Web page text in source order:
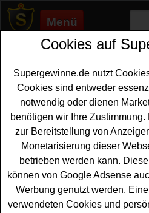
Menü
Supergewinne.de>Gewinnspiele>
Schloss gewinnen
Gewinnspiel
Aktuelle Schloss Gewinnspiele
✅ Jetzt kostenlos mitmachen
Schloss gewinnen. ✅
Anzeige:
Cookies auf
Supergewinne.de nutzt
Cookies sind entweder
notwendig oder dienen
benötigen wir Ihre
zur Bereitstellung von
Monetarisierung dieser
betrieben werden kann.
können von Google Adsense
Werbung genutzt werden.
verwendeten Cookies und